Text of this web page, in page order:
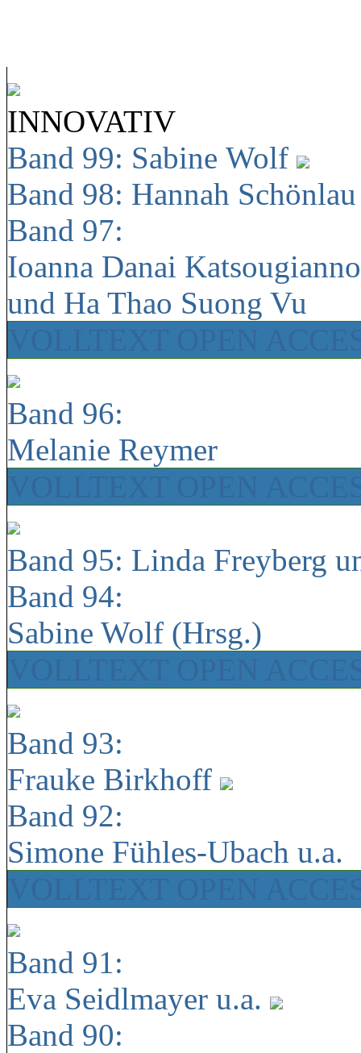
INNOVATIV
Band 99: Sabine Wolf
Band 98: Hannah
Band 97:
Ioanna Danai
und Ha Thao Suong Vu
Band 96:
Melanie Reymer
Band 95: Linda Freyberg
Band 94:
Sabine Wolf (Hrsg.)
Band 93:
Frauke Birkhoff
Band 92:
Simone Fühles-Ubach u.a.
Band 91:
Eva Seidlmayer u.a.
Band 90: